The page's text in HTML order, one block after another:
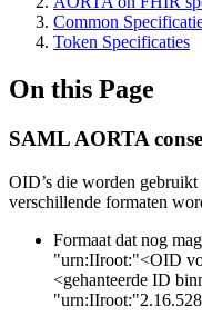
Common
Token Specificaties
On this Page
SAML AORTA
OID’s die worden
verschillende formaten
Formaat dat nog
"urn:IIroot:"<OID
<gehanteerde ID